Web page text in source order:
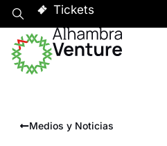
Tickets
Medios y Noticias